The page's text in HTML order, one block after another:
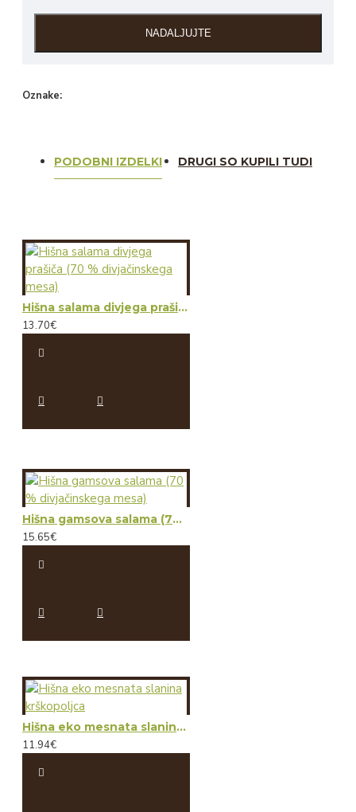
NADALJUJTE
Oznake:
PODOBNI IZDELKI DRUGI SO KUPILI TUDI
Hišna salama divjega prašiča (70 % divjačinskega mesa)
13.70€
Hišna gamsova salama (70 % divjačinskega mesa)
15.65€
Hišna eko mesnata slanina krškopoljca
11.94€